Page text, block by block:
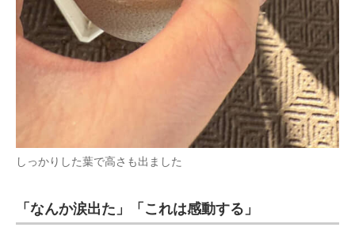
しっかりした葉で高さも出ました
「なんか涙出た」「これは感動する」